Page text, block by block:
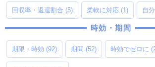
回収率・返還割合 (5) 柔軟に対応 (1) 自
時効・期間
期限・時効 (92) 期間 (52) 時効でゼロに